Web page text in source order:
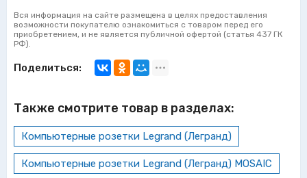
Вся информация на сайте размещена в целях предоставления
возможности покупателю ознакомиться с товаром перед его
приобретением, и не является публичной офертой (статья 437 ГК
РФ).
Поделиться:
Также смотрите товар в разделах:
Компьютерные розетки Legrand (Легранд)
Компьютерные розетки Legrand (Легранд) MOSAIC